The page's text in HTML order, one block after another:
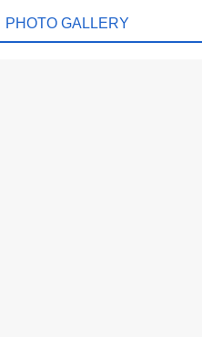
PHOTO GALLERY